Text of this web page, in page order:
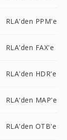
RLA'den PPM'e
RLA'den FAX'e
RLA'den HDR'e
RLA'den MAP'e
RLA'den OTB'e